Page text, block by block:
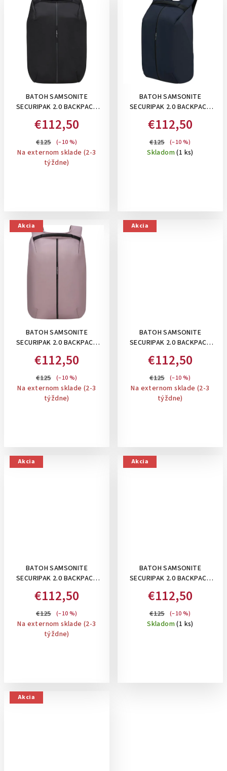
BATOH SAMSONITE
SECURIPAK 2.0 BACKPACK
€112,50
€125 (–10 %)
Na externom sklade (2-3
týždne)
BATOH SAMSONITE
SECURIPAK 2.0 BACKPACK
€112,50
€125 (–10 %)
Skladom(1 ks)
Akcia
BATOH SAMSONITE
SECURIPAK 2.0 BACKPACK
€112,50
€125 (–10 %)
Na externom sklade (2-3
týždne)
Akcia
BATOH SAMSONITE
SECURIPAK 2.0 BACKPACK
€112,50
€125 (–10 %)
Na externom sklade (2-3
týždne)
Akcia
BATOH SAMSONITE
SECURIPAK 2.0 BACKPACK
€112,50
€125 (–10 %)
Na externom sklade (2-3
týždne)
Akcia
BATOH SAMSONITE
SECURIPAK 2.0 BACKPACK
€112,50
€125 (–10 %)
Skladom(1 ks)
Akcia